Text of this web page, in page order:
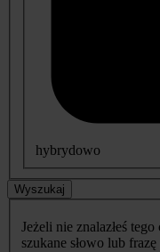
hybrydowo
Wyszukaj
Jeżeli nie znalazłeś
szukane słowo lub